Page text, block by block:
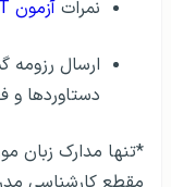
نمرات آزمون SAT
ارسال رزومه
دستاوردها و
*تنها مدارک زبان